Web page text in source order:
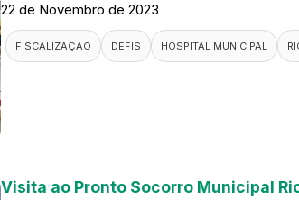
22 de Novembro de 2023
FISCALIZAÇÃO DEFIS HOSPITAL MUNICIPAL
Visita ao Pronto Socorro Municipal